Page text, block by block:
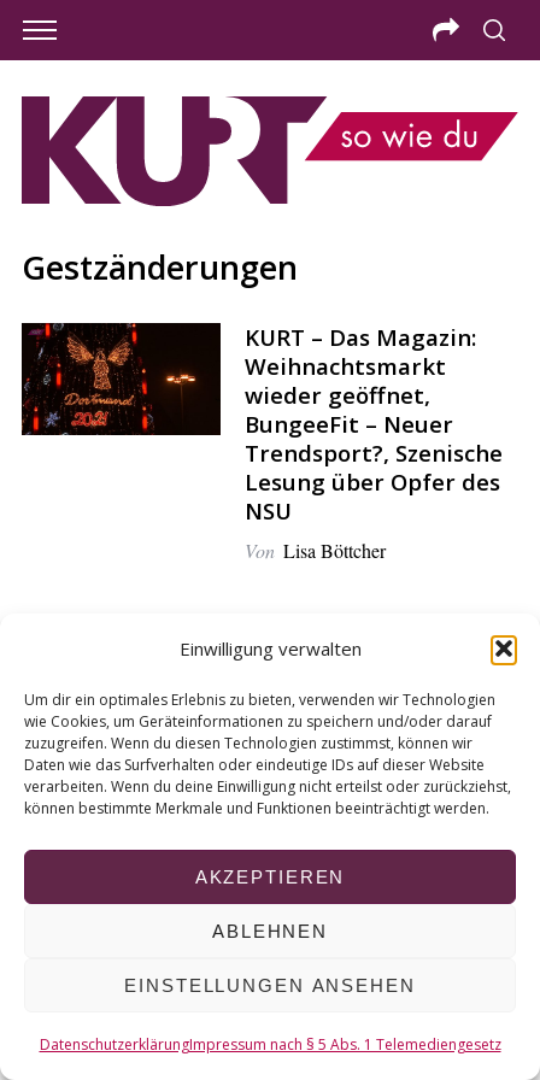
Einwilligung verwalten
Um dir ein optimales Erlebnis zu bieten, verwenden wir Technologien
wie Cookies, um Geräteinformationen zu speichern und/oder darauf
zuzugreifen. Wenn du diesen Technologien zustimmst, können wir
Daten wie das Surfverhalten oder eindeutige IDs auf dieser Website
verarbeiten. Wenn du deine Einwilligung nicht erteilst oder zurückziehst,
können bestimmte Merkmale und Funktionen beeinträchtigt werden.
AKZEPTIEREN
ABLEHNEN
EINSTELLUNGEN ANSEHEN
DatenschutzerklärungImpressum nach § 5 Abs. 1 Telemediengesetz
Gestzänderungen
KURT – Das Magazin:
Weihnachtsmarkt
wieder geöffnet,
BungeeFit – Neuer
Trendsport?, Szenische
Lesung über Opfer des
NSU
Von Lisa Böttcher
© 2026 KURT
NACH OBEN